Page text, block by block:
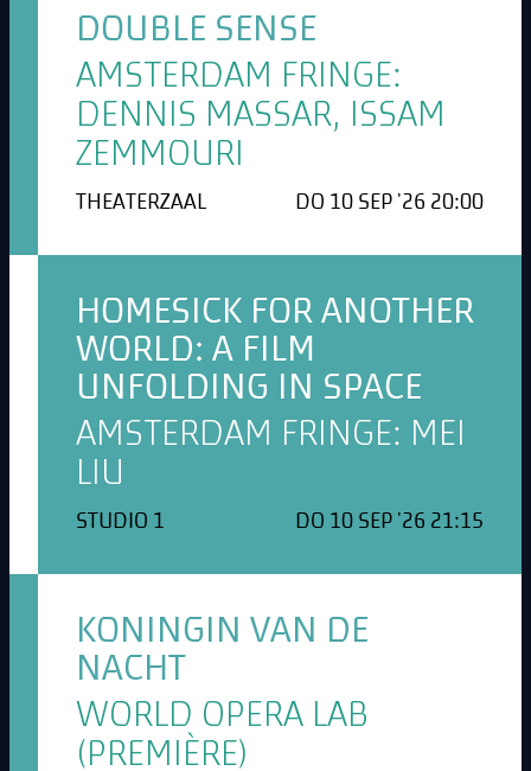
DOUBLE SENSE
AMSTERDAM FRINGE:
DENNIS MASSAR, ISSAM
ZEMMOURI
THEATERZAAL DO 10 SEP '26 20:00
HOMESICK FOR ANOTHER
WORLD: A FILM
UNFOLDING IN SPACE
AMSTERDAM FRINGE: MEI
LIU
STUDIO 1 DO 10 SEP '26 21:15
KONINGIN VAN DE
NACHT
WORLD OPERA LAB
(PREMIÈRE)